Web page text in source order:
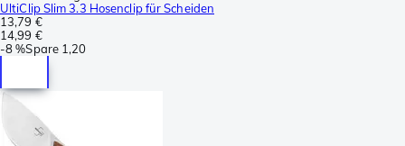
UltiClip Slim 3.3 Hosenclip für Scheiden
13,79 €
14,99 €
-8 %Spare 1,20